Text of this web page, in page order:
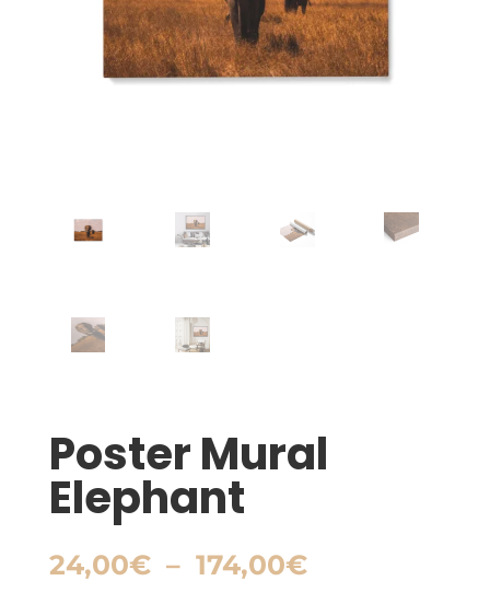
Poster Mural
Elephant
24,00€ – 174,00€Plage